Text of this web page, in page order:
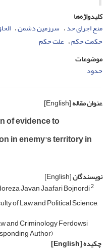
کلیدواژه‌ها
منع اجرای حد سرزمین دشمن
حکمت حکم علت حکم
موضوعات
حدود
عنوان مقاله[English]
of evidence to
in enemy's territory in
نویسندگان[English]
Javan Jaafari Bojnordi2
of Law and Political Science,
and Criminology Ferdowsi
Author)
چکیده[English]